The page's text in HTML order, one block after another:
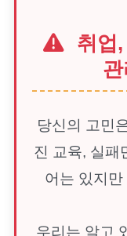
취업
당신의 고민
진 교육, 실패
어는 있지
우리는 알고